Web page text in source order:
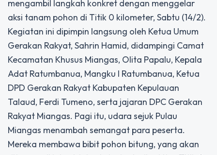
mengambil langkah konkret dengan menggelar
aksi tanam pohon di Titik 0 kilometer, Sabtu (14/2).
Kegiatan ini dipimpin langsung oleh Ketua Umum
Gerakan Rakyat, Sahrin Hamid, didampingi Camat
Kecamatan Khusus Miangas, Olita Papalu, Kepala
Adat Ratumbanua, Mangku I Ratumbanua, Ketua
DPD Gerakan Rakyat Kabupaten Kepulauan
Talaud, Ferdi Tumeno, serta jajaran DPC Gerakan
Rakyat Miangas. Pagi itu, udara sejuk Pulau
Miangas menambah semangat para peserta.
Mereka membawa bibit pohon bitung, yang akan